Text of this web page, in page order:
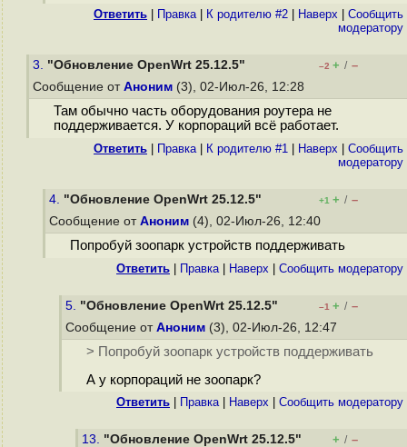
Ответить Правка| К родителю #2 Наверх
Cообщить
модератору
3. "Обновление OpenWrt 25.12.5" –2 + / –
Сообщение от Аноним (3), 02-Июл-26, 12:28
Там обычно часть оборудования роутера не
поддерживается. У корпораций всё работает.
Ответить Правка| К родителю #1 Наверх
Cообщить
модератору
4. "Обновление OpenWrt 25.12.5" +1 + / –
Сообщение от Аноним (4), 02-Июл-26, 12:40
Попробуй зоопарк устройств поддерживать
Ответить Правка| Наверх Cообщить модератору
5. "Обновление OpenWrt 25.12.5" –1 + / –
Сообщение от Аноним (3), 02-Июл-26, 12:47
> Попробуй зоопарк устройств поддерживать
А у корпораций не зоопарк?
Ответить Правка| Наверх Cообщить модератору
13. "Обновление OpenWrt 25.12.5" + / –